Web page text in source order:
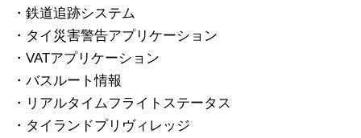
・鉄道追跡システム
・タイ災害警告アプリケーション
・VATアプリケーション
・バスルート情報
・リアルタイムフライトステータス
・タイランドプリヴィレッジ